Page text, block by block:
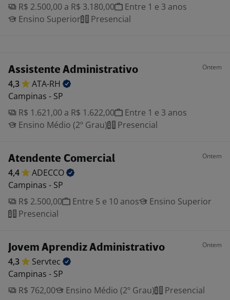
R$ 2.500,00 a R$ 3.180,00
Entre 1 e 3 anos
Ensino Superior
Presencial
Assistente Administrativo Ontem
4,3
ATA-RH
Campinas - SP
R$ 1.621,00 a R$ 1.622,00
Entre 1 e 3 anos
Ensino Médio (2º Grau)
Presencial
Atendente Comercial Ontem
4,4
ADECCO
Campinas - SP
R$ 2.500,00
Entre 5 e 10 anos
Ensino Superior
Presencial
Jovem Aprendiz Administrativo Ontem
4,3
Servtec
Campinas - SP
R$ 762,00
Ensino Médio (2º Grau) Presencial